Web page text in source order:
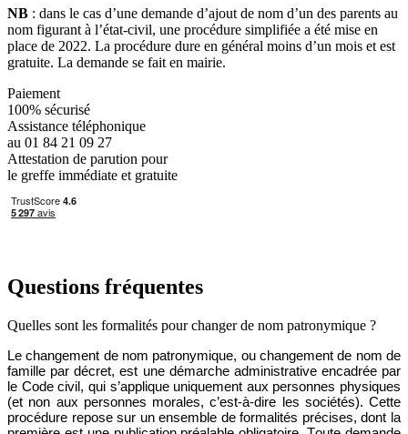
NB : dans le cas d’une demande d’ajout de nom d’un des parents au
nom figurant à l’état-civil, une procédure simplifiée a été mise en
place de 2022. La procédure dure en général moins d’un mois et est
gratuite. La demande se fait en mairie.
Paiement
100% sécurisé
Assistance téléphonique
au 01 84 21 09 27
Attestation de parution pour
le greffe immédiate et gratuite
Questions fréquentes
Quelles sont les formalités pour changer de nom patronymique ?
Le changement de nom patronymique, ouchangement de nom de
famille par décret, est une démarche administrative encadrée par
le Code civil, qui s’applique uniquement aux personnes physiques
(et non aux personnes morales, c’est-à-dire
les sociétés). Cette
procédure repose sur un ensemble de formalités précises, dont la